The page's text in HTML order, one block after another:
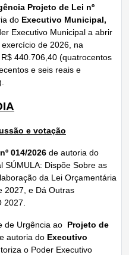
Projeto de Lei nº
do Executivo Municipal,
Executivo Municipal a abrir
de 2026, na
440.706,40 (quatrocentos
e seis reais e
e votação
014/2026 de autoria do
SÚMULA: Dispõe Sobre as
da Lei Orçamentária
2027, e Dá Outras
2027.
de Urgência ao Projeto de
autoria do Executivo
o Poder Executivo